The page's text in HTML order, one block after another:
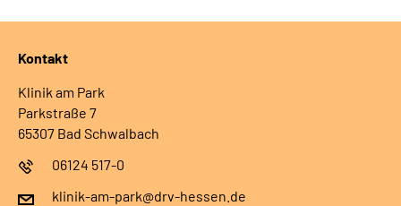
Kontakt
Klinik am Park
Parkstraße 7
65307 Bad Schwalbach
06124 517-0
klinik-am-park@drv-hessen.de